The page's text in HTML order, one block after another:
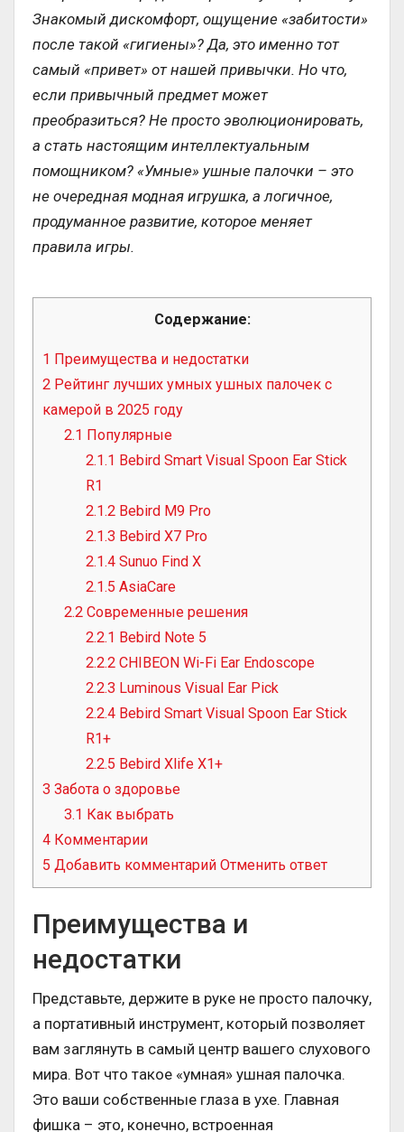
Знакомый дискомфорт, ощущение «забитости»
после такой «гигиены»? Да, это именно тот
самый «привет» от нашей привычки. Но что,
если привычный предмет может
преобразиться? Не просто эволюционировать,
а стать настоящим интеллектуальным
помощником? «Умные» ушные палочки – это
не очередная модная игрушка, а логичное,
продуманное развитие, которое меняет
правила игры.
Содержание:
1 Преимущества и недостатки
2 Рейтинг лучших умных ушных палочек с
камерой в 2025 году
2.1 Популярные
2.1.1 Bebird Smart Visual Spoon Ear Stick
R1
2.1.2 Bebird M9 Pro
2.1.3 Bebird X7 Pro
2.1.4 Sunuo Find X
2.1.5 AsiaCare
2.2 Современные решения
2.2.1 Bebird Note 5
2.2.2 CHIBEON Wi-Fi Ear Endoscope
2.2.3 Luminous Visual Ear Pick
2.2.4 Bebird Smart Visual Spoon Ear Stick
R1+
2.2.5 Bebird Xlife X1+
3 Забота о здоровье
3.1 Как выбрать
4 Комментарии
5 Добавить комментарий Отменить ответ
Преимущества и
недостатки
Представьте, держите в руке не просто палочку,
а портативный инструмент, который позволяет
вам заглянуть в самый центр вашего слухового
мира. Вот что такое «умная» ушная палочка.
Это ваши собственные глаза в ухе. Главная
фишка – это, конечно, встроенная